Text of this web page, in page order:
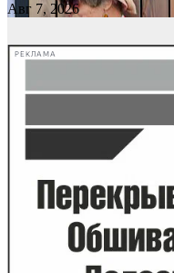
Авг 7, 2026
РЕКЛАМА